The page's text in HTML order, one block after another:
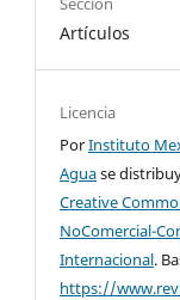
Artículos
Licencia
PorInstituto
Aguase
Creative
NoComercial-
Internacional.
https://